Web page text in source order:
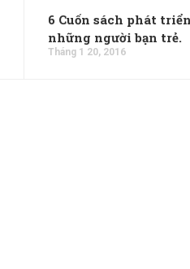
6 Cuốn sách phát
những người bạn trẻ.
Tháng 1 20, 2016